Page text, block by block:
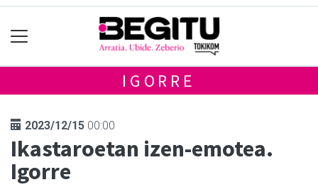
IGORRE
2023/12/15 00:00
Ikastaroetan izen-emotea.
Igorre